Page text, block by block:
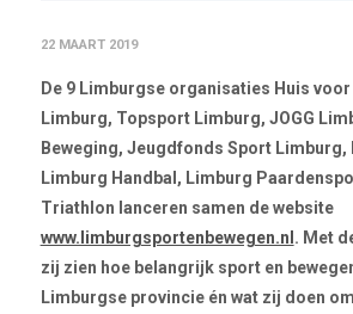
22 MAART 2019
De 9 Limburgse organisaties Huis
Limburg, Topsport Limburg, JOGG
Beweging, Jeugdfonds Sport Limburg,
Limburg Handbal, Limburg
Triathlon lanceren samen de website
www.limburgsportenbewegen.nl . Met
zij zien hoe belangrijk sport en
Limburgse provincie én wat zij doen